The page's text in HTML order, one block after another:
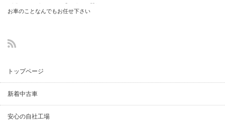
秋田自動車興業
鈑金塗装修理)
お車のことなんでもお任せ下さい
トップページ
新着中古車
安心の自社工場